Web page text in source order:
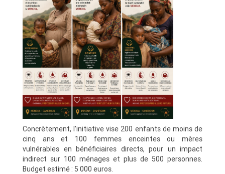
Concrètement, l’initiative vise 200 enfants de moins de
cinq ans et 100 femmes enceintes ou mères
vulnérables en bénéficiaires directs, pour un impact
indirect sur 100 ménages et plus de 500 personnes.
Budget estimé : 5 000 euros.